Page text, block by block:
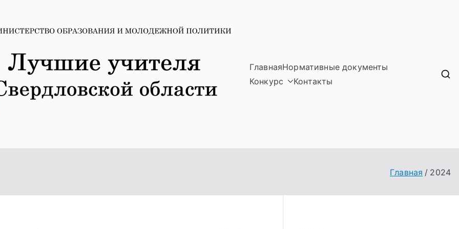
Лучшие учителя Свердловской области
ГлавнаяНормативные документы
Конкурс
Контакты
Главная 2024